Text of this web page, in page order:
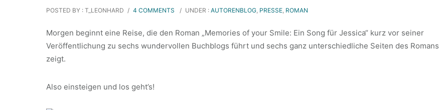
POSTED BY : T_LEONHARD / 4 COMMENTS / UNDER : AUTORENBLOG, PRESSE, ROMAN
Morgen beginnt eine Reise, die den Roman „Memories of your Smile: Ein Song für Jessica“ kurz vor seiner
Veröffentlichung zu sechs wundervollen Buchblogs führt und sechs ganz unterschiedliche Seiten des Romans
zeigt.
Also einsteigen und los geht’s!